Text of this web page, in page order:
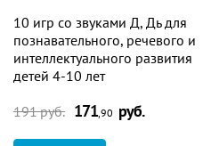
10 игр со звуками Д, Дь для
познавательного, речевого и
интеллектуального развития
детей 4-10 лет
191 руб. 171,90 руб.